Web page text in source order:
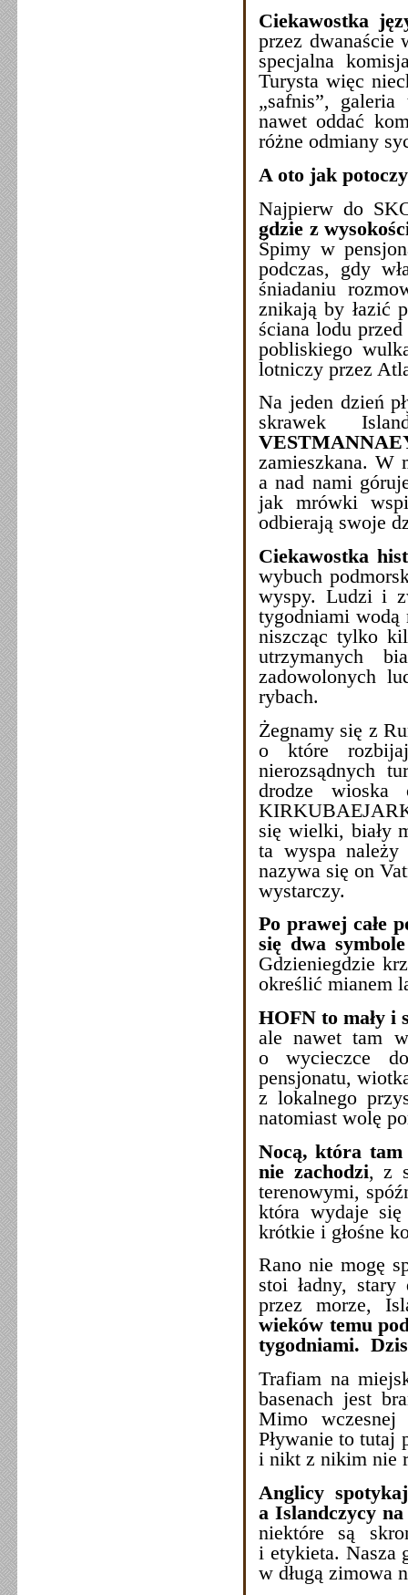
Ciekawostka
przez dwanaście
specjalna
Turysta więc
„safnis”,
nawet oddać
różne odmiany
A oto jak
Najpierw do
gdzie z
Śpimy w
podczas, gdy
śniadaniu
znikają by łazić
ściana lodu
pobliskiego
lotniczy przez
Na jeden dzień
skrawek
zamieszkana. W
a nad nami
jak mrówki
odbierają swoje
Ciekawostka
wybuch
wyspy. Ludzi i
tygodniami wodą
niszcząc tylko
utrzymanych
zadowolonych
rybach.
Żegnamy się z
o które
nierozsądnych
drodze
się wielki, biały
ta wyspa należy
nazywa się on
wystarczy.
Po prawej całe
się dwa
Gdzieniegdzie
określić mianem
HOFN to mały i
ale nawet tam
o wycieczce
pensjonatu,
z lokalnego
natomiast wolę
Nocą, która tam
nie zachodzi, z
terenowymi,
która wydaje
krótkie i głośne
Rano nie mogę
stoi ładny,
przez morze,
wieków temu
tygodniami.
Trafiam na
basenach jest
Mimo wczesnej
Pływanie to tutaj
i nikt z nikim nie
Anglicy
a Islandczycy na
niektóre są
i etykieta. Nasza
w długą zimowa